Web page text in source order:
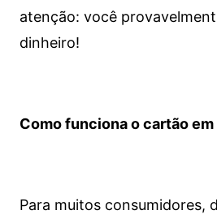
atenção: você
dinheiro!
Como funciona o cartão
Para muitos consumidores,